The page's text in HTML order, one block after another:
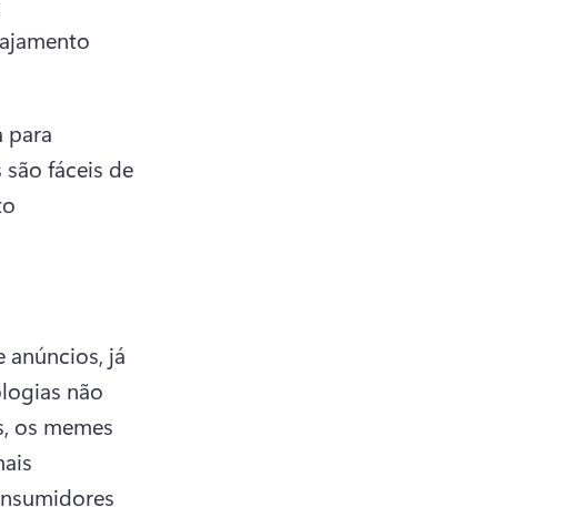
para
fáceis de
tab)
anúncios, já
não
os memes